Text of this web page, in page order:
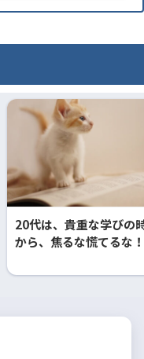
20代は、貴重な学びの
から、焦るな慌てるな！